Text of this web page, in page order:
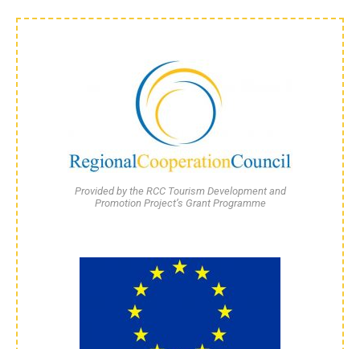
Provided by the RCC Tourism Development and
Promotion Project’s Grant Programme